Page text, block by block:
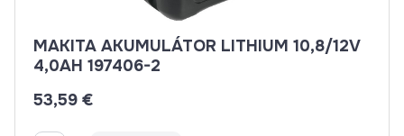
MAKITA AKUMULÁTOR LITHIUM 10,8/12V
4,0AH 197406-2
53,59 €